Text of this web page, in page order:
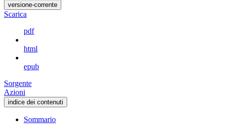
versione-corrente
Scarica
pdf
html
epub
Sorgente
Azioni
indice dei contenuti
Sommario